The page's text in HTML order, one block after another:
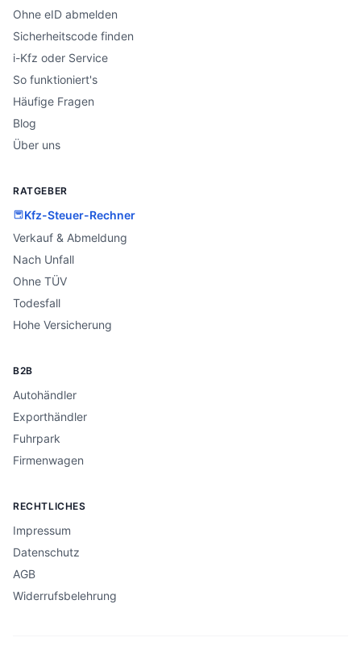
Ohne eID abmelden
Sicherheitscode finden
i-Kfz oder Service
So funktioniert's
Häufige Fragen
Blog
Über uns
RATGEBER
Kfz-Steuer-Rechner
Verkauf & Abmeldung
Nach Unfall
Ohne TÜV
Todesfall
Hohe Versicherung
B2B
Autohändler
Exporthändler
Fuhrpark
Firmenwagen
RECHTLICHES
Impressum
Datenschutz
AGB
Widerrufsbelehrung